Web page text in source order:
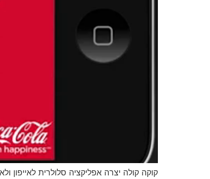
קוקה קולה יצרה אפליקציה סלולרית